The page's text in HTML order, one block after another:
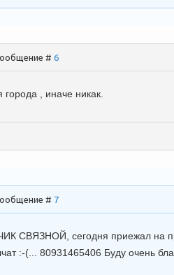
# 6
, иначе никак.
# 7
СВЯЗНОЙ, сегодня приежал на
:-(... 80931465406 Буду очень